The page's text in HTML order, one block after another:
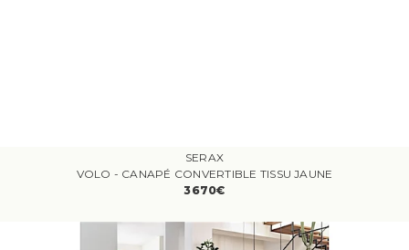
SERAX
VOLO - CANAPÉ CONVERTIBLE TISSU JAUNE
3670€